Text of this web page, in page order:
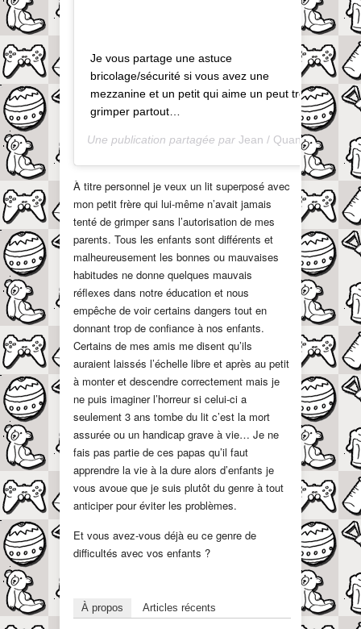
Je vous partage une astuce
bricolage/sécurité si vous avez une
mezzanine et un petit qui aime un peut trop
grimper partout…
Une publication partagée par Jean / QuandOnEstPapa
À titre personnel je veux un lit superposé avec
mon petit frère qui lui-même n’avait jamais
tenté de grimper sans l’autorisation de mes
parents. Tous les enfants sont différents et
malheureusement les bonnes ou mauvaises
habitudes ne donne quelques mauvais
réflexes dans notre éducation et nous
empêche de voir certains dangers tout en
donnant trop de confiance à nos enfants.
Certains de mes amis me disent qu’ils
auraient laissés l’échelle libre et après au petit
à monter et descendre correctement mais je
ne puis imaginer l’horreur si celui-ci a
seulement 3 ans tombe du lit c’est la mort
assurée ou un handicap grave à vie… Je ne
fais pas partie de ces papas qu’il faut
apprendre la vie à la dure alors d’enfants je
vous avoue que je suis plutôt du genre à tout
anticiper pour éviter les problèmes.
Et vous avez-vous déjà eu ce genre de
difficultés avec vos enfants ?
À propos Articles récents